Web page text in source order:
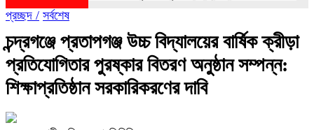
প্রচ্ছদ / সর্বশেষ
চন্দ্রগঞ্জে প্রতাপগঞ্জ উচ্চ বিদ্যালয়ের বার্ষিক ক্রীড়া
প্রতিযোগিতার পুরষ্কার বিতরণ অনুষ্ঠান সম্পন্ন:
শিক্ষাপ্রতিষ্ঠান সরকারিকরণের দাবি